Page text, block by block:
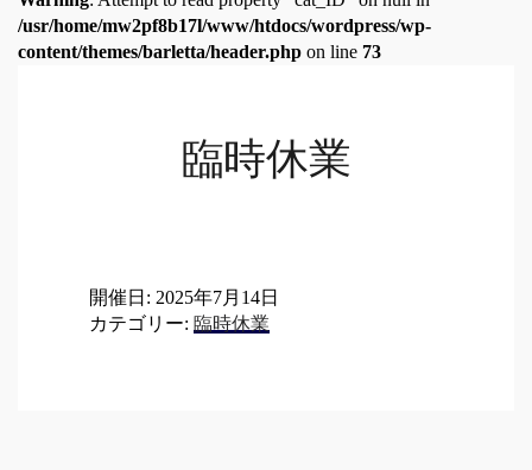
/usr/home/mw2pf8b17l/www/htdocs/wordpress/wp-
content/themes/barletta/header.php on line 73
臨時休業
開催日: 2025年7月14日
カテゴリー: 臨時休業